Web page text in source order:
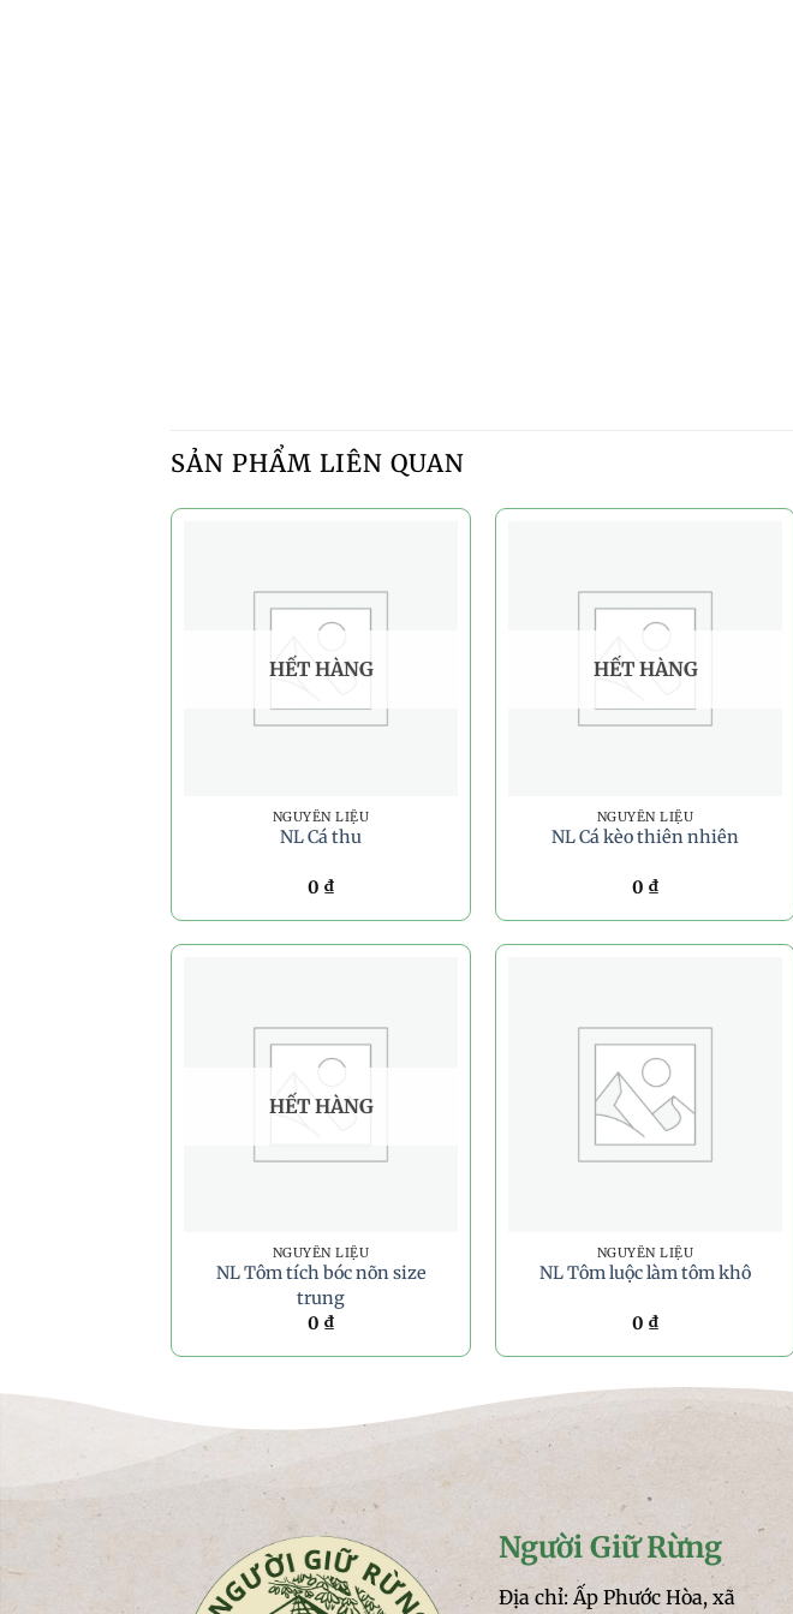
SẢN PHẨM LIÊN QUAN
HẾT HÀNG
NGUYÊN LIỆU
NL Cá thu
0 ₫
HẾT HÀNG
NGUYÊN LIỆU
NL Cá kèo thiên nhiên
0 ₫
HẾT HÀNG
NGUYÊN LIỆU
NL Tôm tích bóc nõn size
trung
0 ₫
NGUYÊN LIỆU
NL Tôm luộc làm tôm khô
0 ₫
Người Giữ Rừng
Địa chỉ: Ấp Phước Hòa, xã